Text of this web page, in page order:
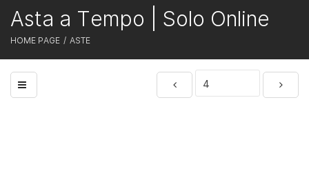
HOME PAGE ASTE
Asta a Tempo | Solo Online